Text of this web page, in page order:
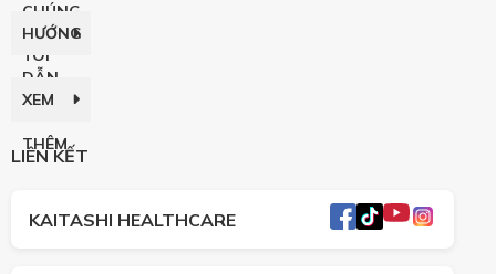
CHÚNG
TÔI
HƯỚNG
DẪN
XEM
THÊM
LIÊN KẾT
KAITASHI HEALTHCARE